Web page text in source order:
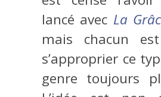
lancé avec La
mais chacun
s’approprier ce
genre toujours